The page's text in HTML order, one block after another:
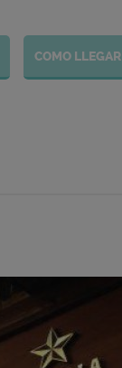
COMO LLEGAR